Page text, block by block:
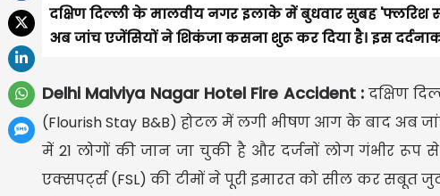
दक्षिण दिल्ली के मालवीय नगर इलाके में बुधवार सुबह 'फ्लरिश
अब जांच एजेंसियों ने शिकंजा कसना शुरू कर दिया है। इस
Delhi Malviya Nagar Hotel Fire Accident :दक्षिण
(Flourish Stay B&B) होटल में लगी भीषण आग के बाद अब
में 21 लोगों की जान जा चुकी है और दर्जनों लोग गंभीर रूप
एक्सपर्ट्स (FSL) की टीमों ने पूरी इमारत को सील कर सबूत